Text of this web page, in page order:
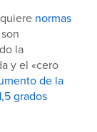
normas
la
y el «cero
de la
grados